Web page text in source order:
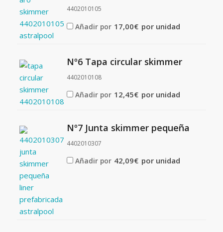
4402010105
Añadir por 17,00€ por unidad
Nº6 Tapa circular skimmer
4402010108
Añadir por 12,45€ por unidad
Nº7 Junta skimmer pequeña
4402010307
Añadir por 42,09€ por unidad